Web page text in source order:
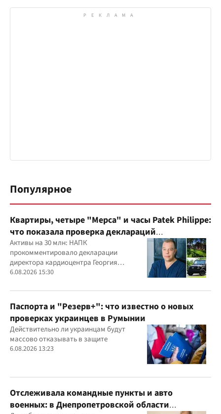
Популярное
Квартиры, четыре "Мерса" и часы Patek Philippe:
что показала проверка деклараций
руководителя детского кардиоцентра
Маньковского и что говорит НАПК?
Активы на 30 млн: НАПК
прокомментировало декларации
директора кардиоцентра Георгия
Маньковского
6.08.2026 15:30
Паспорта и "Резерв+": что известно о новых
проверках украинцев в Румынии
Действительно ли украинцам будут
массово отказывать в защите
6.08.2026 13:23
Отслеживала командные пункты и авто
военных: в Днепропетровской области